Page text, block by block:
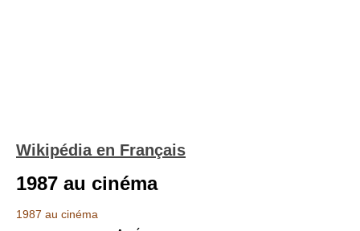
Wikipédia en Français
1987 au cinéma
1987 au cinéma